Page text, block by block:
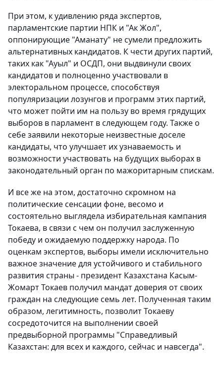
При этом, к удивлению ряда экспертов,
парламентские партии НПК и "Ак Жол",
оппонирующие "Аманату" не сумели предложить
альтернативных кандидатов. К чести других партий,
таких как "Ауыл" и ОСДП, они выдвинули своих
кандидатов и полноценно участвовали в
электоральном процессе, способствуя
популяризации лозунгов и программ этих партий,
что может пойти им на пользу во время грядущих
выборов в парламент в следующем году. Также о
себе заявили некоторые неизвестные доселе
кандидаты, что улучшает их узнаваемость и
возможности участвовать на будущих выборах в
законодательный орган по мажоритарным спискам.
И все же на этом, достаточно скромном на
политические сенсации фоне, весомо и
состоятельно выглядела избирательная кампания
Токаева, в связи с чем он получил заслуженную
победу и ожидаемую поддержку народа. По
оценкам экспертов, выборы имели исключительно
важное значение для устойчивого и стабильного
развития страны - президент Казахстана Касым-
Жомарт Токаев получил мандат доверия от своих
граждан на следующие семь лет. Полученная таким
образом, легитимность, позволит Токаеву
сосредоточится на выполнении своей
предвыборной программы "Справедливый
Казахстан: для всех и каждого, сейчас и навсегда".